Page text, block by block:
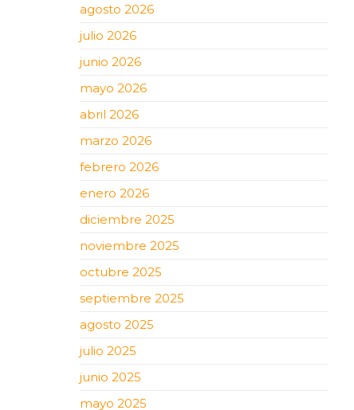
agosto 2026
julio 2026
junio 2026
mayo 2026
abril 2026
marzo 2026
febrero 2026
enero 2026
diciembre 2025
noviembre 2025
octubre 2025
septiembre 2025
agosto 2025
julio 2025
junio 2025
mayo 2025